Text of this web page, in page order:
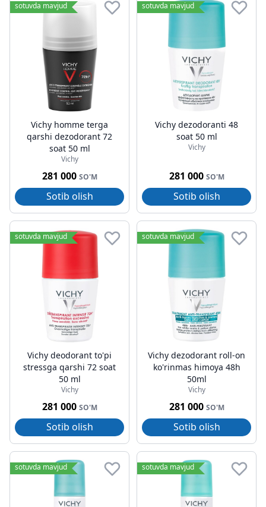
sotuvda mavjud
Vichy homme terga
qarshi dezodorant 72
soat 50 ml
Vichy
281 000 SO'M
Sotib olish
sotuvda mavjud
Vichy dezodoranti 48
soat 50 ml
Vichy
281 000 SO'M
Sotib olish
sotuvda mavjud
Vichy deodorant to'pi
stressga qarshi 72 soat
50 ml
Vichy
281 000 SO'M
Sotib olish
sotuvda mavjud
Vichy dezodorant roll-on
ko'rinmas himoya 48h
50ml
Vichy
281 000 SO'M
Sotib olish
sotuvda mavjud sotuvda mavjud